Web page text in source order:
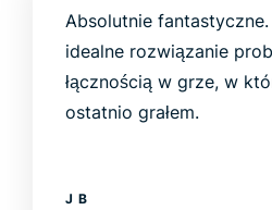
Absolutnie fantastyczne.
idealne rozwiązanie
łącznością w grze, w
ostatnio grałem.
J B